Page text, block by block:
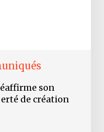
son
de création